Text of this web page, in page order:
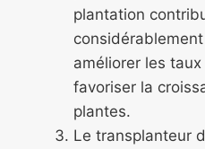
plantation
améliorer les
favoriser la
plantes.
Le transplanteur